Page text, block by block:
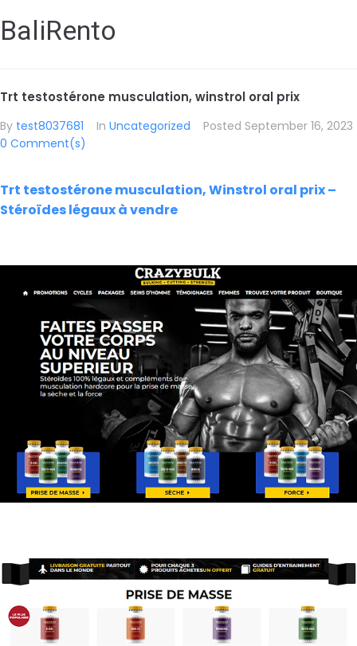
BaliRento
Trt testostérone musculation, winstrol oral prix
By test8037681 In Uncategorized Posted September 16, 2023
0 Comment(s)
Trt testostérone musculation, Winstrol oral prix –
Stéroïdes légaux à vendre